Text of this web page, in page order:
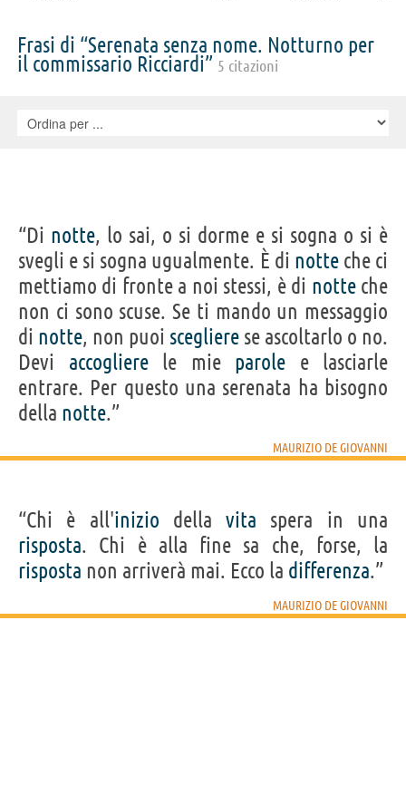
Frasi di “Serenata senza nome. Notturno per
il commissario Ricciardi” 5 citazioni
“Di notte, lo sai, o si dorme e si sogna o si è
svegli e si sogna ugualmente. È di notteche ci
mettiamo di fronte a noi stessi, è di notteche
non ci sono scuse. Se ti mando un messaggio
di notte, non puoi scegliere se ascoltarlo o no.
Devi accoglierele mie parole e lasciarle
entrare. Per questo una serenata ha bisogno
della notte.”
MAURIZIO DE GIOVANNI
“Chi è all'inizio dellavita spera in una
risposta. Chi è alla fine sa che, forse, la
risposta non arriverà mai. Ecco la differenza.”
MAURIZIO DE GIOVANNI